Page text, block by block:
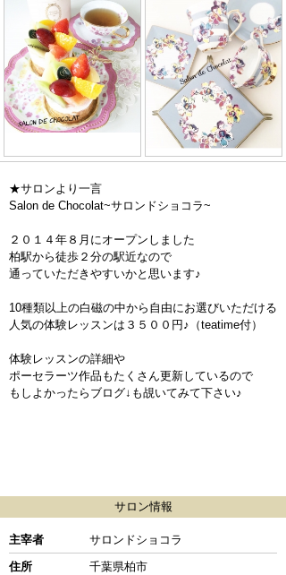
★サロンより一言
Salon de Chocolat~サロンドショコラ~
２０１４年８月にオープンしました
柏駅から徒歩２分の駅近なので
通っていただきやすいかと思います♪
10種類以上の白磁の中から自由にお選びいただける
人気の体験レッスンは３５００円♪（teatime付）
体験レッスンの詳細や
ポーセラーツ作品もたくさん更新しているので
もしよかったらブログ↓も覘いてみて下さい♪
サロン情報
主宰者
サロンドショコラ
住所
千葉県柏市